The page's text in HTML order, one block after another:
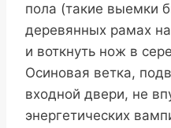
пола (такие выемки
деревянных рамах
и воткнуть нож в
Осиновая ветка,
входной двери, не
энергетических